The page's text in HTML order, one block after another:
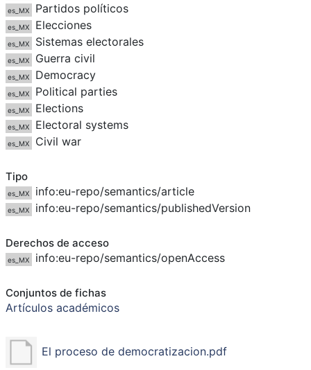
es_MX Partidos políticos
es_MX Elecciones
es_MX Sistemas electorales
es_MX Guerra civil
es_MX Democracy
es_MX Political parties
es_MX Elections
es_MX Electoral systems
es_MX Civil war
Tipo
es_MX info:eu-repo/semantics/article
es_MX info:eu-repo/semantics/publishedVersion
Derechos de acceso
es_MX info:eu-repo/semantics/openAccess
Conjuntos de fichas
Artículos académicos
El proceso de democratizacion.pdf